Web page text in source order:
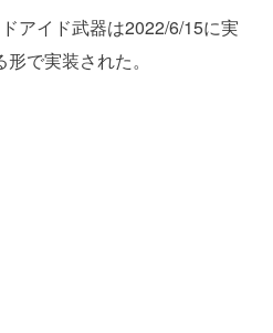
アイド武器は2022/6/15に実
で実装された。